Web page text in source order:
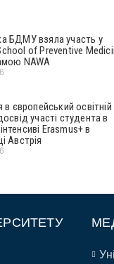
БДМУ взяла участь у
of Preventive
NAWA
в європейський освітній
участі студента в
Erasmus+ в
Австрія